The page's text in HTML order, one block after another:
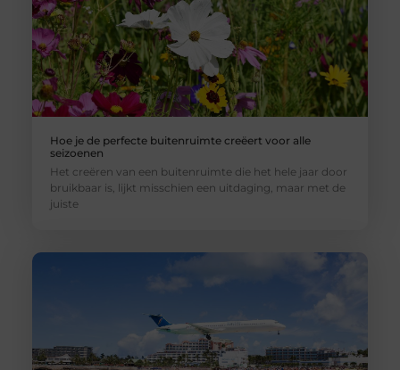
Hoe je de perfecte buitenruimte creëert voor alle
seizoenen
Het creëren van een buitenruimte die het hele jaar door
bruikbaar is, lijkt misschien een uitdaging, maar met de
juiste